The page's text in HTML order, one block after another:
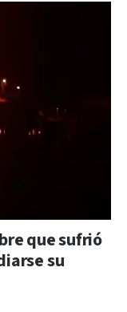
que sufrió
su